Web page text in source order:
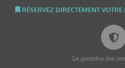
RÉSERVEZ DIRECTEMENT
La garantie des